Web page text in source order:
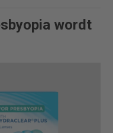
wordt